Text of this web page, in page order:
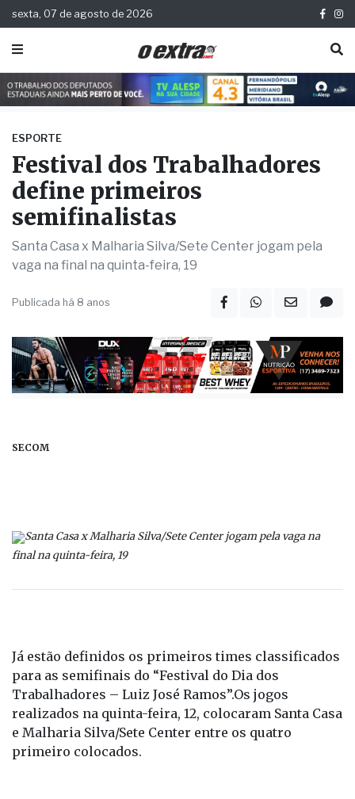
sexta, 07 de agosto de 2026
ESPORTE
Festival dos Trabalhadores
define primeiros
semifinalistas
Santa Casa x Malharia Silva/Sete Center jogam pela
vaga na final na quinta-feira, 19
Publicada há 8 anos
SECOM
Santa Casa x Malharia Silva/Sete Center jogam pela vaga na
final na quinta-feira, 19
Já estão definidos os primeiros times classificados
para as semifinais do “Festival do Dia dos
Trabalhadores – Luiz José Ramos”.Os jogos
realizados na quinta-feira, 12, colocaram Santa Casa
e Malharia Silva/Sete Center entre os quatro
primeiro colocados.